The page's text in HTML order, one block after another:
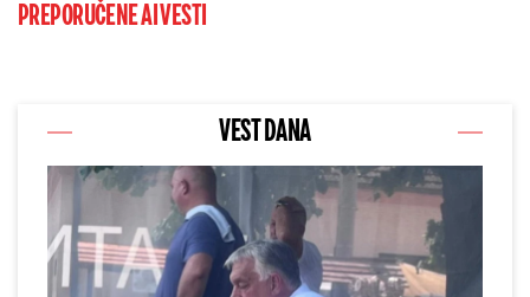
PREPORUČENE AI VESTI
VEST DANA